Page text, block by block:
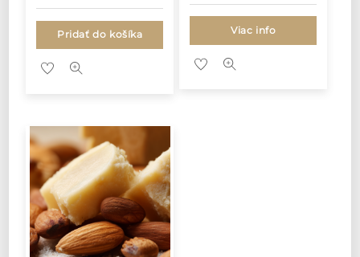
bola:
23.03 €.
je:
20.73 €.
Pridať do košíka Viac info